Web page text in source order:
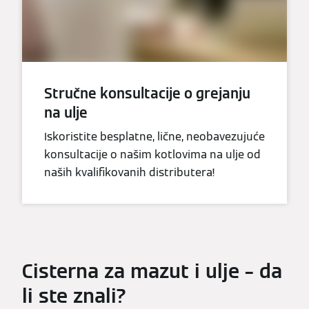
Stručne konsultacije o grejanju
na ulje
Iskoristite besplatne, lične, neobavezujuće
konsultacije o našim kotlovima na ulje od
naših kvalifikovanih distributera!
Cisterna za mazut i ulje – da
li ste znali?